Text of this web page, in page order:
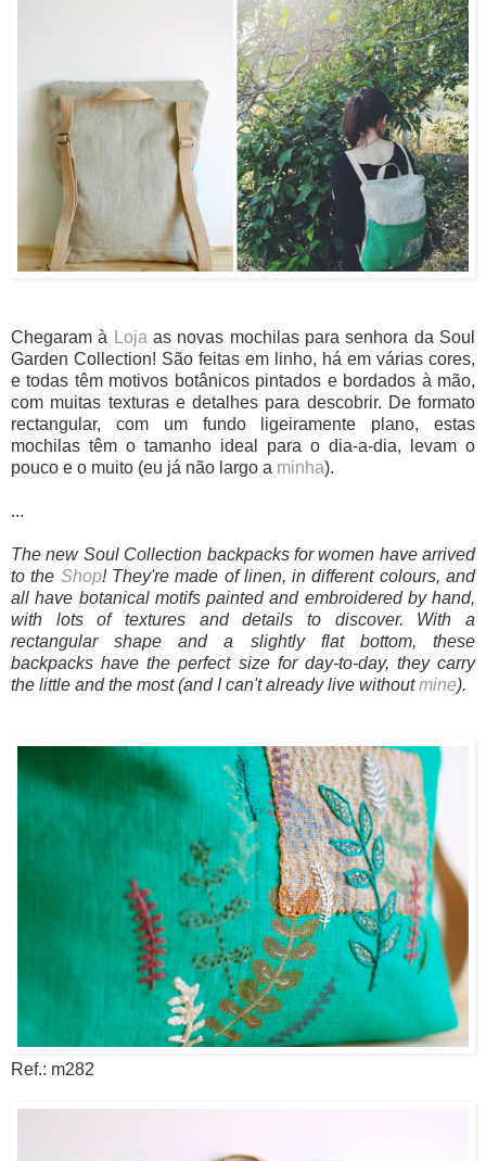
Chegaram à Lojaas novas mochilas para senhora da Soul
Garden Collection! São feitas em linho, há em várias cores,
e todas têm motivos botânicos pintados e bordados à mão,
com muitas texturas e detalhes para descobrir. De formato
rectangular, com um fundo ligeiramente plano, estas
mochilas têm o tamanho ideal para o dia-a-dia, levam o
pouco e o muito (eu já não largo a minha).
...
The new Soul Collection backpacks for women have arrived
to the Shop! They're made of linen, in different colours, and
all have botanical motifs painted and embroidered by hand,
with lots of textures and details to discover. With a
rectangular shape and a slightly flat bottom, these
backpacks have the perfect size for day-to-day, they carry
the little and the most (and I can't already live withoutmine).
Ref.: m282